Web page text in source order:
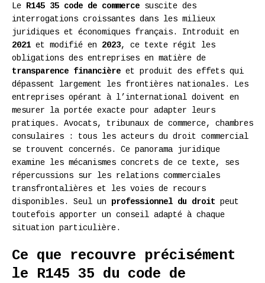
Le R145 35 code de commerce suscite des
interrogations croissantes dans les milieux
juridiques et économiques français. Introduit en
2021 et modifié en 2023, ce texte régit les
obligations des entreprises en matière de
transparence financière et produit des effets qui
dépassent largement les frontières nationales. Les
entreprises opérant à l’international doivent en
mesurer la portée exacte pour adapter leurs
pratiques. Avocats, tribunaux de commerce, chambres
consulaires : tous les acteurs du droit commercial
se trouvent concernés. Ce panorama juridique
examine les mécanismes concrets de ce texte, ses
répercussions sur les relations commerciales
transfrontalières et les voies de recours
disponibles. Seul un professionnel du droit peut
toutefois apporter un conseil adapté à chaque
situation particulière.
Ce que recouvre précisément
le R145 35 du code de